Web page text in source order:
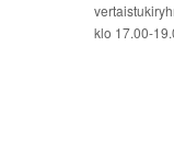
klo 17.00-